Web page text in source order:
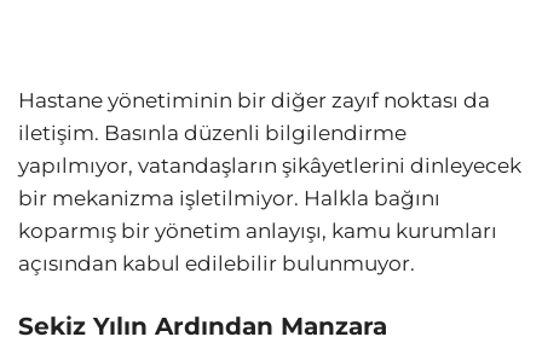
Hastane yönetiminin bir diğer zayıf noktası da
iletişim. Basınla düzenli bilgilendirme
yapılmıyor, vatandaşların şikâyetlerini dinleyecek
bir mekanizma işletilmiyor. Halkla bağını
koparmış bir yönetim anlayışı, kamu kurumları
açısından kabul edilebilir bulunmuyor.
Sekiz Yılın Ardından Manzara